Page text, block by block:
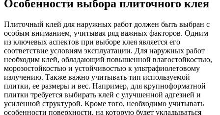
Особенности выбора плиточного клея
Плиточный клей для наружных работ должен быть выбран с
особым вниманием, учитывая ряд важных факторов. Одним
из ключевых аспектов при выборе клея является его
соответствие условиям эксплуатации. Для наружных работ
необходим клей, обладающий повышенной влагостойкостью,
морозостойкостью и устойчивостью к ультрафиолетовому
излучению. Также важно учитывать тип используемой
плитки, ее размеры и вес. Например, для крупноформатной
плитки требуется выбирать клей с улучшенной адгезией и
усиленной структурой. Кроме того, необходимо учитывать
особенности поверхности, на которую будет укладываться